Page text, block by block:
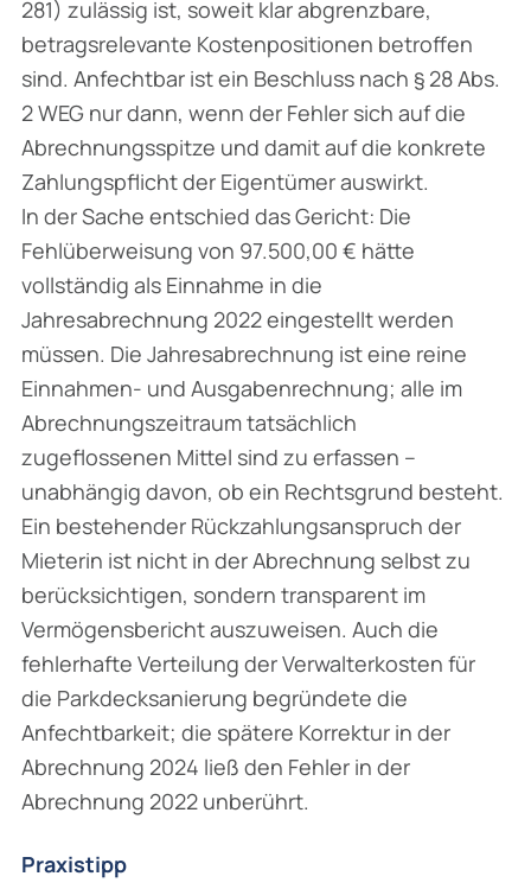
281) zulässig ist, soweit klar abgrenzbare,
betragsrelevante Kostenpositionen betroffen
sind. Anfechtbar ist ein Beschluss nach § 28 Abs.
2 WEG nur dann, wenn der Fehler sich auf die
Abrechnungsspitze und damit auf die konkrete
Zahlungspflicht der Eigentümer auswirkt.
In der Sache entschied das Gericht: Die
Fehlüberweisung von 97.500,00 € hätte
vollständig als Einnahme in die
Jahresabrechnung 2022 eingestellt werden
müssen. Die Jahresabrechnung ist eine reine
Einnahmen- und Ausgabenrechnung; alle im
Abrechnungszeitraum tatsächlich
zugeflossenen Mittel sind zu erfassen –
unabhängig davon, ob ein Rechtsgrund besteht.
Ein bestehender Rückzahlungsanspruch der
Mieterin ist nicht in der Abrechnung selbst zu
berücksichtigen, sondern transparent im
Vermögensbericht auszuweisen. Auch die
fehlerhafte Verteilung der Verwalterkosten für
die Parkdecksanierung begründete die
Anfechtbarkeit; die spätere Korrektur in der
Abrechnung 2024 ließ den Fehler in der
Abrechnung 2022 unberührt.
Praxistipp